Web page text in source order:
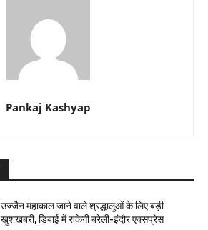
Pankaj Kashyap
उज्जैन महाकाल जाने वाले श्रद्धालुओं के लिए बड़ी
खुशखबरी, डिबाई में रुकेगी बरेली-इंदौर एक्सप्रेस